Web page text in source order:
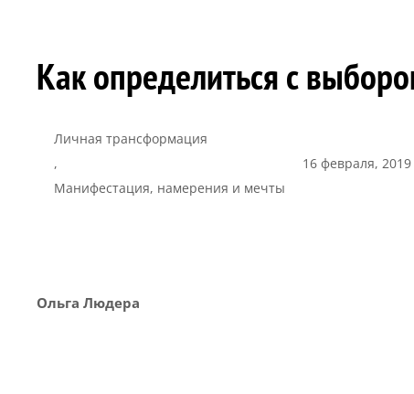
Как определиться с
Личная трансформация
,
Манифестация, намерения и мечты
16 февраля, 2019
Ольга Людера